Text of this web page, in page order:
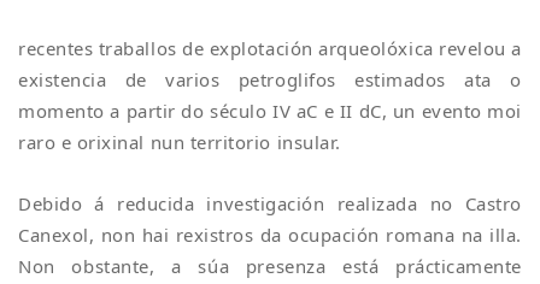
recentes traballos de explotación arqueolóxica revelou a
existencia de varios petroglifos estimados ata o
momento a partir do século IV aC e II dC, un evento moi
raro e orixinal nun territorio insular.
Debido á reducida investigación realizada no Castro
Canexol, non hai rexistros da ocupación romana na illa.
Non obstante, a súa presenza está prácticamente